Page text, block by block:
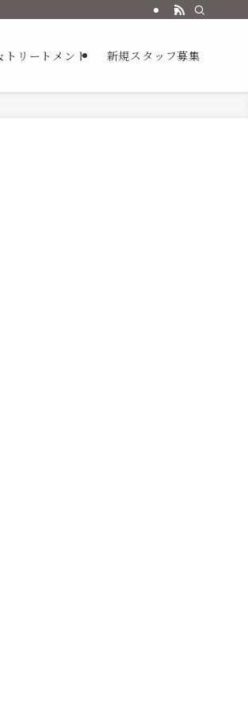
トリートメント 新規スタッフ募集